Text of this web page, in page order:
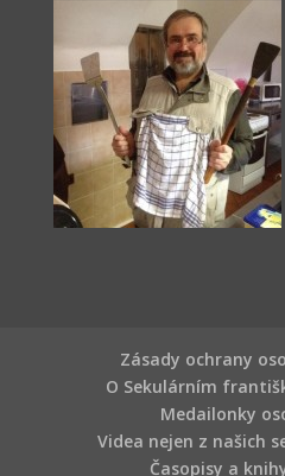
Zásady ochrany
O Sekulárním
Medailonky
Videa nejen z našich
Časopisy a